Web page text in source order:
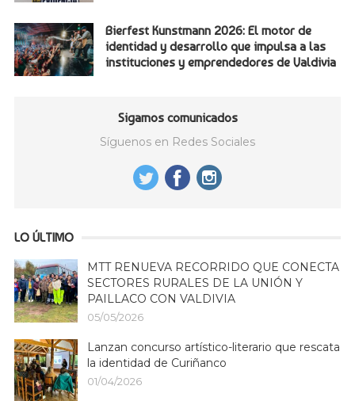
Bierfest Kunstmann 2026: El motor de
identidad y desarrollo que impulsa a las
instituciones y emprendedores de Valdivia
Sigamos comunicados
Síguenos en Redes Sociales
LO ÚLTIMO
MTT RENUEVA RECORRIDO QUE CONECTA
SECTORES RURALES DE LA UNIÓN Y
PAILLACO CON VALDIVIA
05/05/2026
Lanzan concurso artístico-literario que rescata
la identidad de Curiñanco
01/04/2026